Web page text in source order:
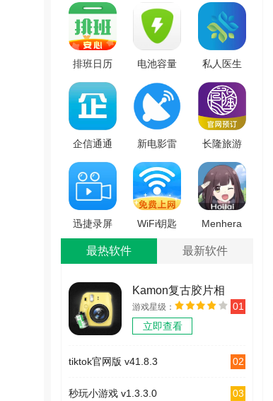
排班日历
最新版
V2.0.80
电池容量
检测管理
无广告版
v5.0.7
私人医生
男士官方
版
V2.25.0317.1
企信通通
用版
V2.0.5
新电影雷
达最新版
V0.12
长隆旅游
官方最新
版 V7.8.7
迅捷录屏
大师安卓
免费版
WiFi钥匙
万能神器
Menhera
最热软件 最新软件
Kamon复古胶片相
机 v2.2.2
游戏星级：
立即查看
01
tiktok官网版 v41.8.3 02
秒玩小游戏 v1.3.3.0 03